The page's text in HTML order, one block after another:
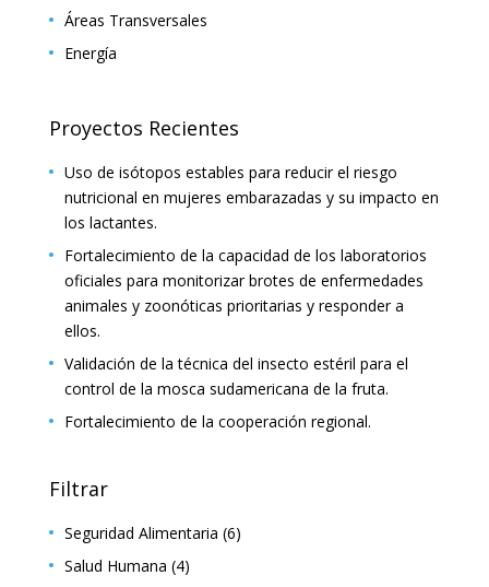
Áreas Transversales
Energía
Proyectos Recientes
Uso de isótopos estables para reducir el riesgo
nutricional en mujeres embarazadas y su impacto en
los lactantes.
Fortalecimiento de la capacidad de los laboratorios
oficiales para monitorizar brotes de enfermedades
animales y zoonóticas prioritarias y responder a
ellos.
Validación de la técnica del insecto estéril para el
control de la mosca sudamericana de la fruta.
Fortalecimiento de la cooperación regional.
Filtrar
Seguridad Alimentaria (6)
Salud Humana (4)